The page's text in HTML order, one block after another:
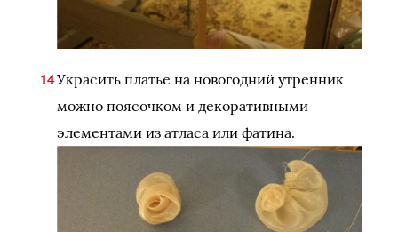
Украсить платье на новогодний утренник
можно поясочком и декоративными
элементами из атласа или фатина.